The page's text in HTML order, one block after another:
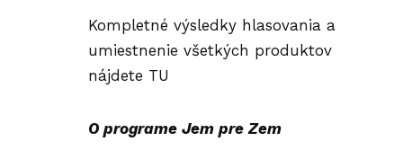
Kompletné výsledky hlasovania a
umiestnenie všetkých produktov
nájdete TU
O programe Jem pre Zem